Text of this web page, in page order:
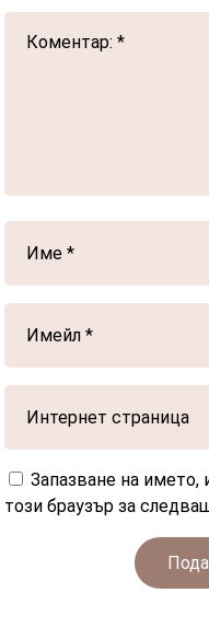
Запазване на името,
този браузър за